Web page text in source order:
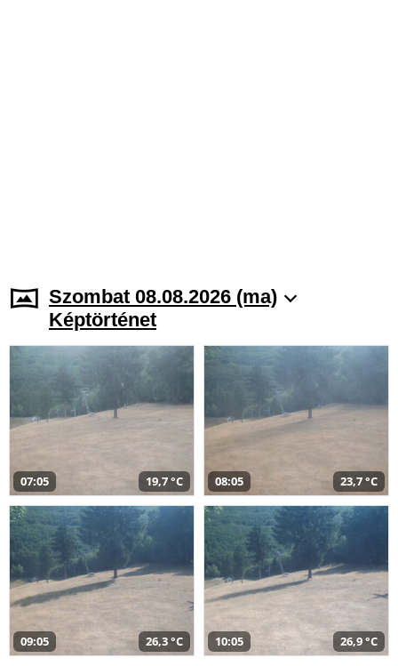
Szombat 08.08.2026 (ma)
Képtörténet
07:05 19,7 °C 08:05 23,7 °C
09:05 26,3 °C 10:05 26,9 °C